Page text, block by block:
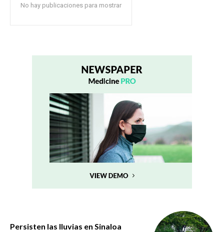
No hay publicaciones para mostrar
Persisten las lluvias en Sinaloa